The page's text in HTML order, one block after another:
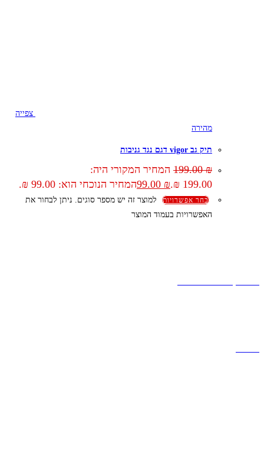
צפייה
מהירה
תיק גב vigor דגם נגד גניבות
199.00₪
המחיר המקורי היה:
199.00 ₪.
99.00 ₪ המחיר הנוכחי הוא: 99.00 ₪.
בחר אפשרויות
למוצר זה יש מספר סוגים. ניתן לבחור את
האפשרויות בעמוד המוצר